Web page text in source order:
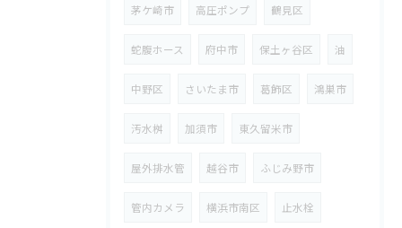
茅ケ崎市 高圧ポンプ 鶴見区
蛇腹ホース 府中市 保土ヶ谷区 油
中野区 さいたま市 葛飾区 鴻巣市
汚水桝 加須市 東久留米市
屋外排水管 越谷市 ふじみ野市
管内カメラ 横浜市南区 止水栓